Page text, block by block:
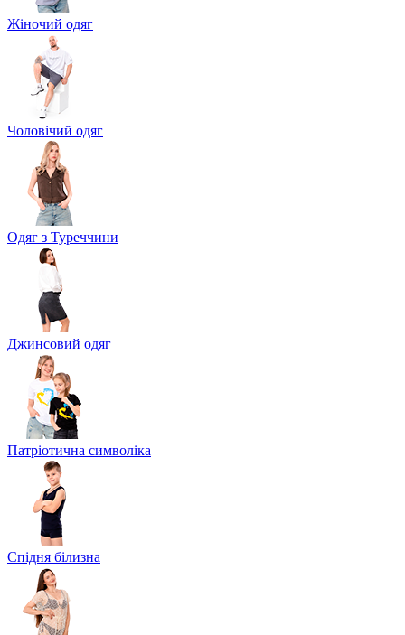
Жіночий одяг
Чоловічий одяг
Одяг з Туреччини
Джинсовий одяг
Патріотична символіка
Спідня білизна